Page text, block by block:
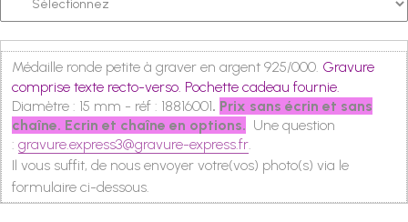
Médaille ronde petite à graver en argent 925/000. Gravure
comprise texte recto-verso. Pochette cadeau fournie.
Diamètre : 15 mm - réf : 18816001. Prix sans écrin et sans
chaîne. Ecrin et chaîne en options. Une question
:gravure.express3@gravure-express.fr
Il vous suffit, de nous envoyer votre(vos) photo(s) via le
formulaire ci-dessous.